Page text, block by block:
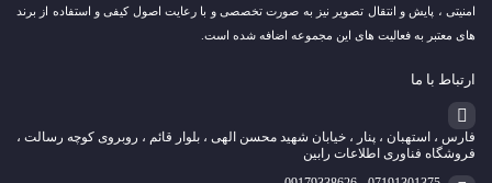
امنیتی ، پایش و انتقال تصویر نیز به صورت تخصصی و با رعایت اصول کیفی و استفاده از برند
های معتبر به فعالیت های این مجموعه اضافه شده است.
ارتباط با ما
فارس ، استهبان ، پنار ، خیابان شهید محسن الهی ، بلوار قائم ، روبروی کوچه رسالت ،
فروشگاه فناوری اطلاعات رابین